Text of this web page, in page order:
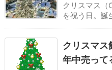
クリスマス（
を祝う日。誕
クリスマス
年中売って